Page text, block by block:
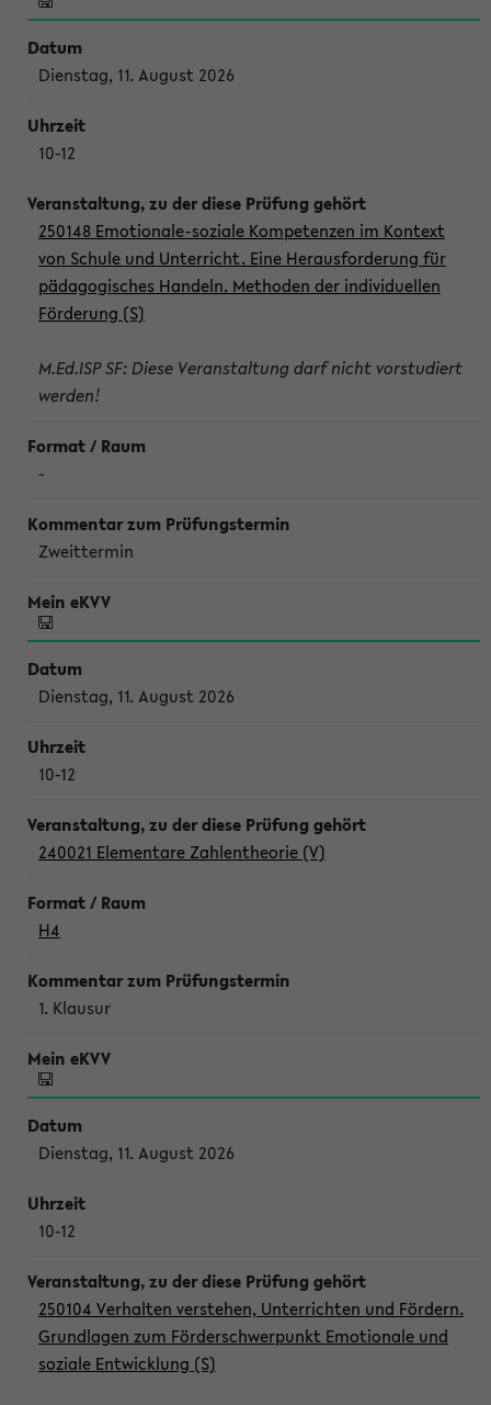
Dienstag, 11. August 2026
10-12
250148 Emotionale-soziale Kompetenzen im Kontext
von Schule und Unterricht. Eine Herausforderung für
pädagogisches Handeln. Methoden der individuellen
Förderung (S)
M.Ed.ISP SF: Diese Veranstaltung darf nicht vorstudiert
werden!
-
Zweittermin
Dienstag, 11. August 2026
10-12
240021 Elementare Zahlentheorie (V)
H4
1. Klausur
Dienstag, 11. August 2026
10-12
250104 Verhalten verstehen, Unterrichten und Fördern.
Grundlagen zum Förderschwerpunkt Emotionale und
soziale Entwicklung (S)